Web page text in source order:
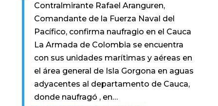
Contralmirante Rafael Aranguren,
Comandante de la Fuerza Naval del
Pacífico, confirma naufragio en el Cauca
La Armada de Colombia se encuentra
con sus unidades marítimas y aéreas en
el área general de Isla Gorgona en aguas
adyacentes al departamento de Cauca,
donde naufragó , en…